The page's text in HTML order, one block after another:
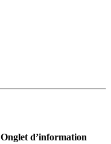
Onglet d’information